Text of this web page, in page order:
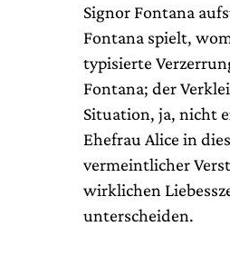
Signor Fontana
Fontana spielt,
typisierte
Fontana; der
Situation, ja, nicht
Ehefrau Alice in
vermeintlicher
wirklichen
unterscheiden.